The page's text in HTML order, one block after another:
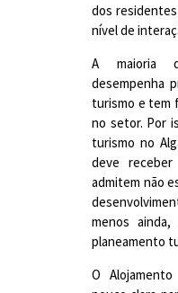
dos
nível de
A maioria
desempenha
turismo e tem
no setor. Por
turismo no
deve
admitem não
menos
planeamento
O